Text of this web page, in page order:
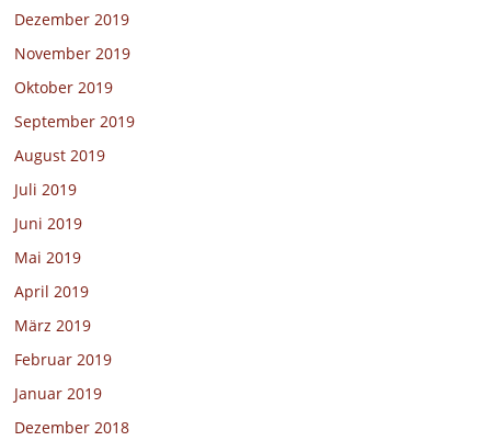
Dezember 2019
November 2019
Oktober 2019
September 2019
August 2019
Juli 2019
Juni 2019
Mai 2019
April 2019
März 2019
Februar 2019
Januar 2019
Dezember 2018